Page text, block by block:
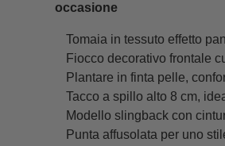
occasione
Tomaia in tessuto effetto
Fiocco decorativo frontale
Plantare in finta pelle,
Tacco a spillo alto 8 cm,
Modello slingback con
Punta affusolata per uno